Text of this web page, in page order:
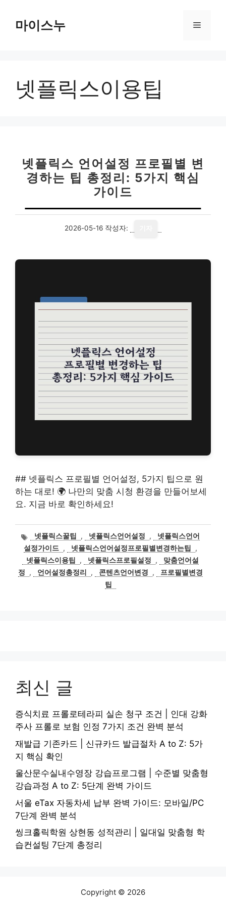
마이스누 메
넷플릭스이용팁
넷플릭스 언어설정 프로필별 변
경하는 팁 총정리: 5가지 핵심
가이드
2026-05-16 작성자:
## 넷플릭스 프로필별 언어설정, 5가지 팁으로 원
하는 대로! 🌍 나만의 맞춤 시청 환경을 만들어보세
요. 지금 바로 확인하세요!
태
그
넷플릭스꿀팁 , 넷플릭스언어설정 ,
넷플릭스언어
설정가이드 , 넷플릭스언어설정프로필별변경하는팁
,
넷플릭스이용팁
, 넷플릭스프로필설정 ,
맞춤언어설
정
, 언어설정총정리 , 콘텐츠언어변경 ,
프로필별변경
팁
최신 글
증식치료 프롤로테라피 실손 청구 조건 | 인대 강화
주사 프롤로 보험 인정 7가지 조건 완벽 분석
재발급 기존카드 | 신규카드 발급절차 A to Z: 5가
지 핵심 확인
울산문수실내수영장 강습프로그램 | 수준별 맞춤형
강습과정 A to Z: 5단계 완벽 가이드
서울 eTax 자동차세 납부 완벽 가이드: 모바일/PC
7단계 완벽 분석
씽크홀릭학원 상현동 성적관리 | 일대일 맞춤형 학
습컨설팅 7단계 총정리
Copyright © 2026